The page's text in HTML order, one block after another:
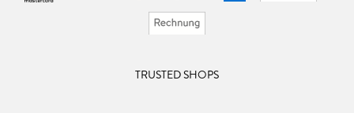
TRUSTED SHOPS